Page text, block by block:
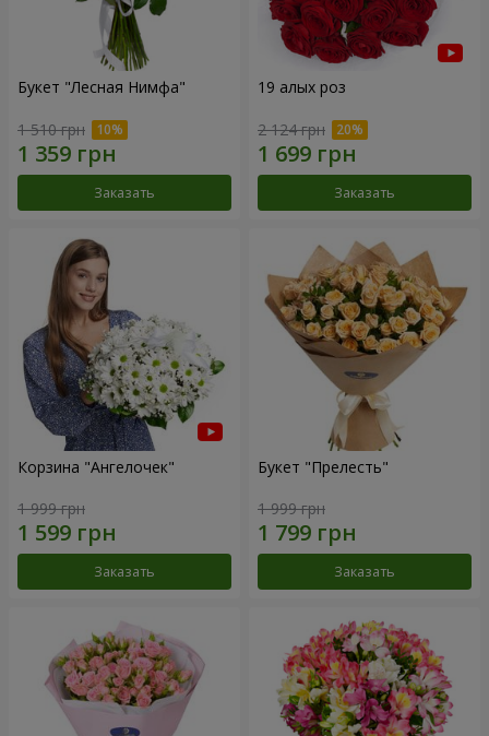
Букет "Лесная Нимфа"
1 510 грн
Заказать
19 алых роз
2 124 грн
Заказать
Корзина "Ангелочек"
1 999 грн
Заказать
Букет "Прелесть"
1 999 грн
Заказать